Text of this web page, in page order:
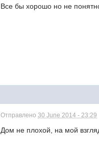
Все бы хорошо но не
Отправлено30 June 2014 - 23:29
Дом не плохой, на мой